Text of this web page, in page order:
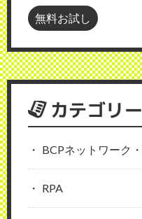
無料お試し
カテゴリー
BCPネットワーク
RPA